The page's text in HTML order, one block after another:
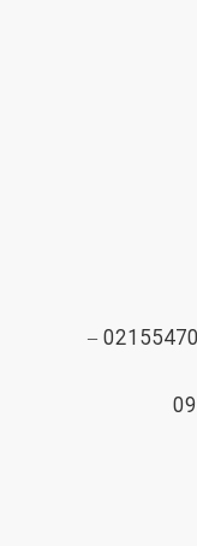
تلفن تماس: 02188943480 – 02155470813 –